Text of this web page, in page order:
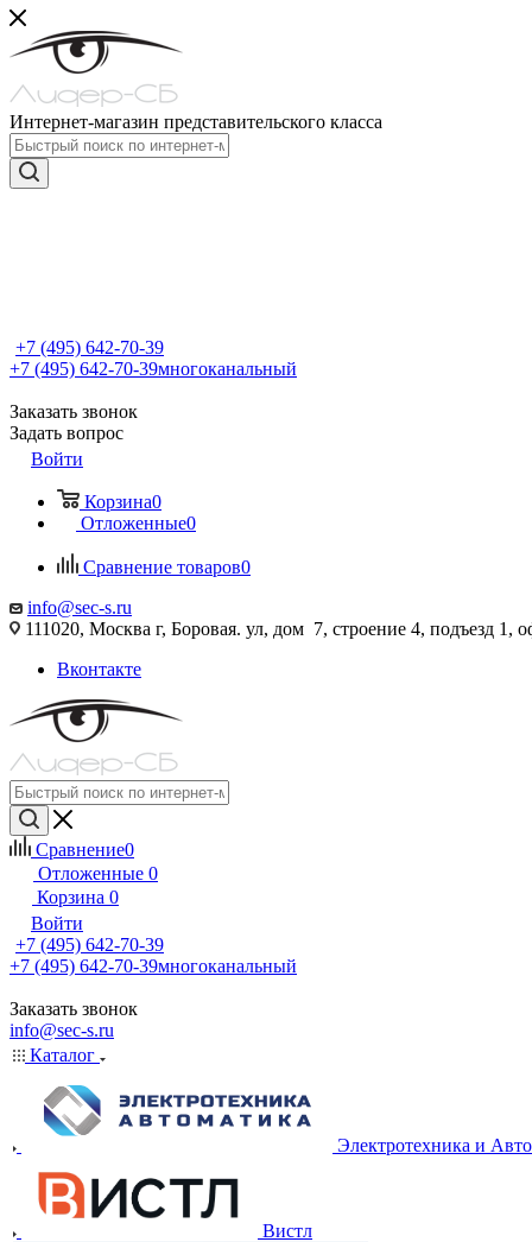
Интернет-магазин представительского класса
+7 (495) 642-70-39
+7 (495) 642-70-39многоканальный
Заказать звонок
Задать вопрос
Войти
Корзина0
Отложенные0
Сравнение товаров0
info@sec-s.ru
111020, Москва г, Боровая. ул, дом 7, строение 4, подъезд 1,
Вконтакте
Сравнение0
Отложенные 0
Корзина 0
Войти
+7 (495) 642-70-39
+7 (495) 642-70-39многоканальный
Заказать звонок
info@sec-s.ru
Каталог
Электротехника и
Вистл